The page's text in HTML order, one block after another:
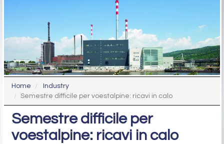
Home
Industry
Semestre difficile per voestalpine: ricavi in calo
Semestre difficile per
voestalpine: ricavi in calo